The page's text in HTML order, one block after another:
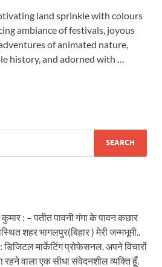
land sprinkle with colours
ambiance of festivals, joyous
of animated nature,
history, and adorned with …
: – पतीत पावनी गंगा के पावन कछार
शहर भागलपुर(बिहार ) मेरी जन्मभूमी..
मार्केटिंग प्रोफेसनल. अपने विचारों
रहने वाला एक सीधा संवेदनशील व्यक्ति हूँ.